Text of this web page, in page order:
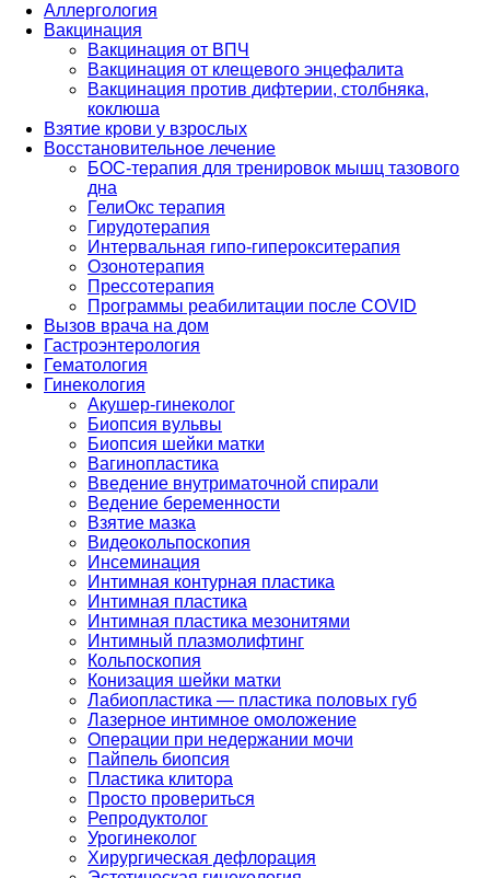
Аллергология
Вакцинация
Вакцинация от ВПЧ
Вакцинация от клещевого энцефалита
Вакцинация против дифтерии, столбняка,
коклюша
Взятие крови у взрослых
Восстановительное лечение
БОС-терапия для тренировок мышц тазового
дна
ГелиОкс терапия
Гирудотерапия
Интервальная гипо-гиперокситерапия
Озонотерапия
Прессотерапия
Программы реабилитации после СOVID
Вызов врача на дом
Гастроэнтерология
Гематология
Гинекология
Акушер-гинеколог
Биопсия вульвы
Биопсия шейки матки
Вагинопластика
Введение внутриматочной спирали
Ведение беременности
Взятие мазка
Видеокольпоскопия
Инсеминация
Интимная контурная пластика
Интимная пластика
Интимная пластика мезонитями
Интимный плазмолифтинг
Кольпоскопия
Конизация шейки матки
Лабиопластика — пластика половых губ
Лазерное интимное омоложение
Операции при недержании мочи
Пайпель биопсия
Пластика клитора
Просто провериться
Репродуктолог
Урогинеколог
Хирургическая дефлорация